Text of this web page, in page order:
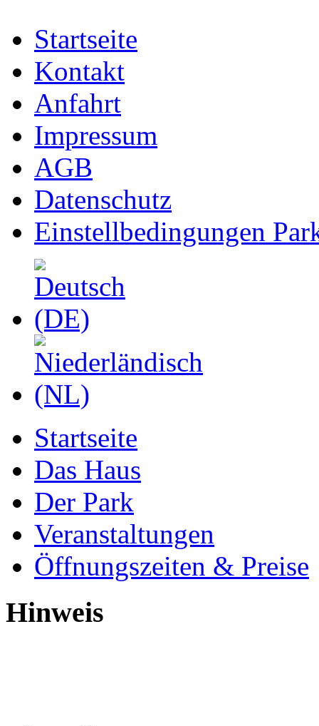
Startseite
Kontakt
Anfahrt
Impressum
AGB
Datenschutz
Einstellbedingungen
Startseite
Das Haus
Der Park
Veranstaltungen
Öffnungszeiten & Preise
Hinweis